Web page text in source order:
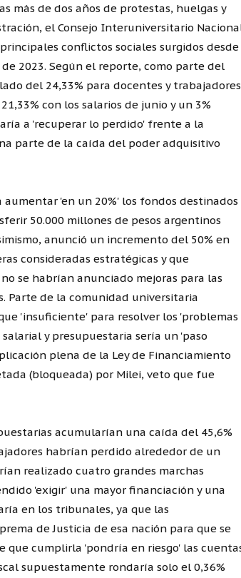
más de dos años de protestas, huelgas y
el Consejo Interuniversitario
conflictos sociales surgidos desde
2023. Según el reporte, como parte del
del 24,33% para docentes y trabajadores
con los salarios de junio y un 3%
a 'recuperar lo perdido' frente a la
parte de la caída del poder adquisitivo
'en un 20%' los fondos destinados
50.000 millones de pesos argentinos
anunció un incremento del 50% en
consideradas estratégicas y que
se habrían anunciado mejoras para las
Parte de la comunidad universitaria
'insuficiente' para resolver los 'problemas
y presupuestaria sería un 'paso
plena de la Ley de Financiamiento
(bloqueada) por Milei, veto que fue
acumularían una caída del 45,6%
habrían perdido alrededor de un
realizado cuatro grandes marchas
'exigir' una mayor financiación y una
en los tribunales, ya que las
de Justicia de esa nación para que se
que cumplirla 'pondría en riesgo' las
supuestamente rondaría solo el 0,36%